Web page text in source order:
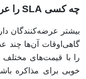
چه کسی SLA را عرضه می‌کند؟
را با قیمت‌های
خوبی برای مذاکره